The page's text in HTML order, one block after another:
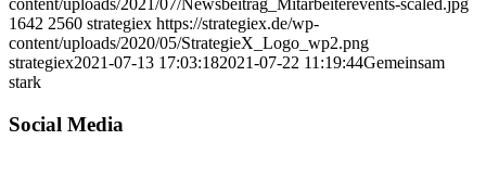
content/uploads/2021/07/Newsbeitrag_Mitarbeiterevents-scaled.jpg
1642 2560 strategiex https://strategiex.de/wp-
content/uploads/2020/05/StrategieX_Logo_wp2.png
strategiex2021-07-13 17:03:182021-07-22 11:19:44Gemeinsam
stark
Social Media